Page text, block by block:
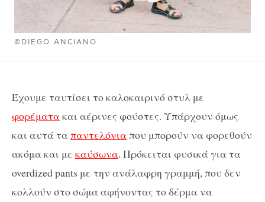
©DIEGO ANCIANO
Έχουμε ταυτίσει το καλοκαιρινό στυλ με
φορέματακαι αέρινες φούστες. Υπάρχουν όμως
και αυτά ταπαντελόνιαπου μπορούν να φορεθούν
ακόμα και με καύσωνα. Πρόκειται φυσικά για τα
overdized pants με την ανάλαφρη γραμμή, που δεν
κολλούν στο σώμα αφήνοντας το δέρμα να